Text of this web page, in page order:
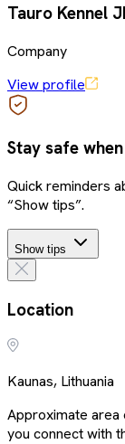
Tauro Kennel
Company
View profile
Stay safe
Quick reminders
“Show tips”.
Show tips
Location
Kaunas, Lithuania
Approximate
you connect with